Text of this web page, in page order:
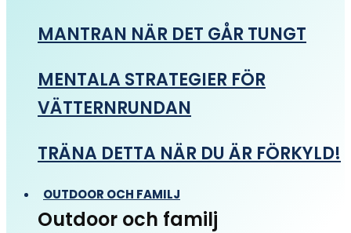
MANTRAN NÄR DET GÅR TUNGT
MENTALA STRATEGIER FÖR
VÄTTERNRUNDAN
TRÄNA DETTA NÄR DU ÄR FÖRKYLD!
OUTDOOR OCH FAMILJ
Outdoor och familj